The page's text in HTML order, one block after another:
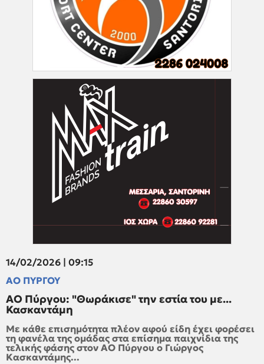
14/02/2026 | 09:15
ΑΟ ΠΥΡΓΟΥ
ΑΟ Πύργου: "Θωράκισε" την εστία του με...
Κασκαντάμη
Με κάθε επισημότητα πλέον αφού είδη έχει φορέσει
τη φανέλα της ομάδας στα επίσημα παιχνίδια της
τελικής φάσης στον ΑΟ Πύργου ο Γιώργος
Κασκαντάμης...